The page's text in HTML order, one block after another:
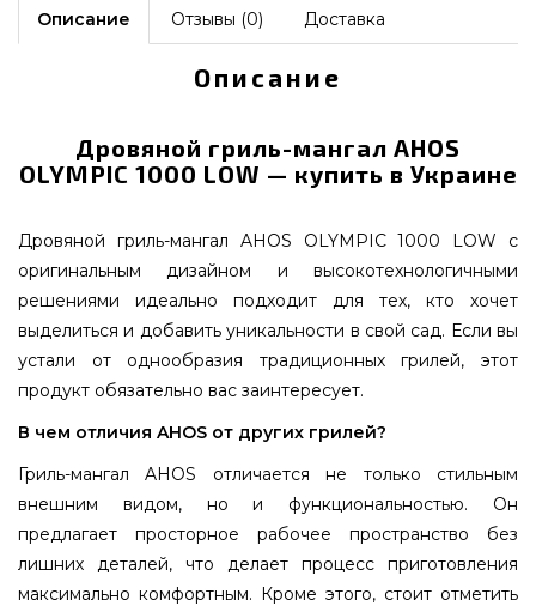
Описание Отзывы (0) Доставка
Описание
Дровяной гриль-мангал AHOS
OLYMPIC 1000 LOW — купить в Украине
Дровяной гриль-мангал AHOS OLYMPIC 1000 LOW с
оригинальным дизайном и высокотехнологичными
решениями идеально подходит для тех, кто хочет
выделиться и добавить уникальности в свой сад. Если вы
устали от однообразия традиционных грилей, этот
продукт обязательно вас заинтересует.
В чем отличия AHOS от других грилей?
Гриль-мангал AHOS отличается не только стильным
внешним видом, но и функциональностью. Он
предлагает просторное рабочее пространство без
лишних деталей, что делает процесс приготовления
максимально комфортным. Кроме этого, стоит отметить